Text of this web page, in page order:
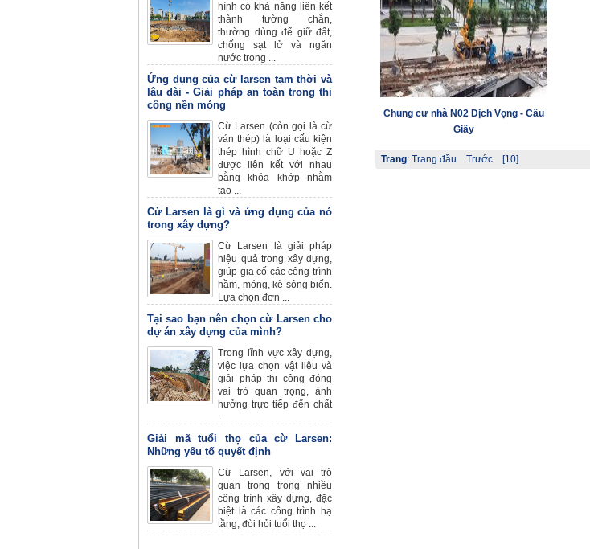
hình có khả năng liên kết
thành tường chắn,
thường dùng để giữ đất,
chống sạt lở và ngăn
nước trong ...
Ứng dụng của cừ larsen tạm thời và
lâu dài - Giải pháp an toàn trong thi
công nền móng
Cừ Larsen (còn gọi là cừ
ván thép) là loại cấu kiện
thép hình chữ U hoặc Z
được liên kết với nhau
bằng khóa khớp nhằm
tạo ...
Cừ Larsen là gì và ứng dụng của nó
trong xây dựng?
Cừ Larsen là giải pháp
hiệu quả trong xây dựng,
giúp gia cố các công trình
hầm, móng, kè sông biển.
Lựa chọn đơn ...
Tại sao bạn nên chọn cừ Larsen cho
dự án xây dựng của mình?
Trong lĩnh vực xây dựng,
việc lựa chọn vật liệu và
giải pháp thi công đóng
vai trò quan trọng, ảnh
hưởng trực tiếp đến chất
...
Giải mã tuổi thọ của cừ Larsen:
Những yếu tố quyết định
Cừ Larsen, với vai trò
quan trọng trong nhiều
công trình xây dựng, đặc
biệt là các công trình hạ
tầng, đòi hỏi tuổi thọ ...
Chung cư nhà N02 Dịch Vọng - Cầu
Giấy
Trang: Trang đầu Trước [10]